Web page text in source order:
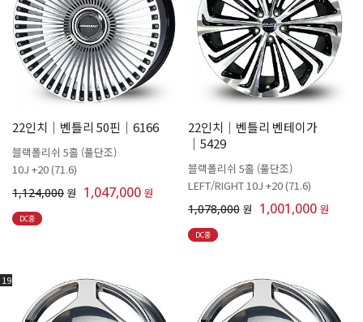
22인치│벤틀리 50핀│6166
블랙폴리쉬 5홀 (풀단조)
10J +20 (71.6)
1,124,000 원 1,047,000 원
DC중
22인치│벤틀리 벤테이가
│5429
블랙폴리쉬 5홀 (풀단조)
LEFT/RIGHT 10J +20 (71.6)
1,078,000 원 1,001,000 원
DC중
19